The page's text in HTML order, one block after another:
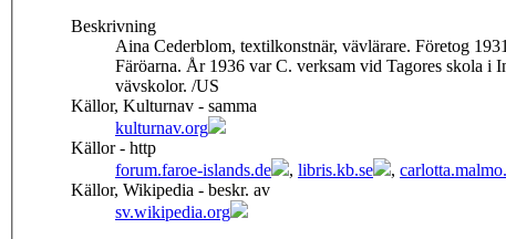
Beskrivning
Aina Cederblom, textilkonstnär, vävlärare. Företog
Färöarna. År 1936 var C. verksam vid Tagores skola
vävskolor. /US
Källor, Kulturnav - samma
kulturnav.org
Källor - http
forum.faroe-islands.de
, libris.kb.se ,
Källor, Wikipedia - beskr. av
sv.wikipedia.org